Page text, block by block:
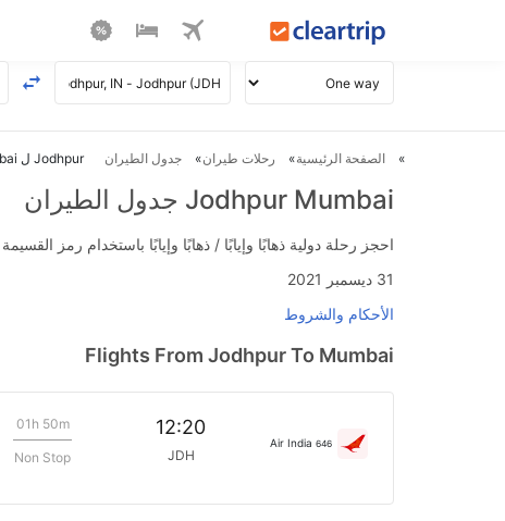
الصفحة الرئيسية رحلات طيران جدول الطيران Jodhpur ل Mumbai طيران
Jodhpur Mumbai جدول الطيران
احجز رحلة دولية ذهابًا وإيابًا / ذهابًا وإيابًا باستخدام رمز القسيمة FLIGHTS واحصل على استرداد نقدي فوري يصل إلى AED 700.
31 ديسمبر 2021
الأحكام والشروط
Flights From Jodhpur To Mumbai
Air India 646
12:20
JDH
01h 50m
Non Stop